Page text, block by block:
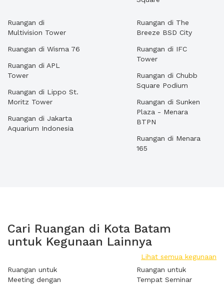
Ruangan di
Multivision Tower
Ruangan di Wisma 76
Ruangan di APL
Tower
Ruangan di Lippo St.
Moritz Tower
Ruangan di Jakarta
Aquarium Indonesia
Ruangan di The
Breeze BSD City
Ruangan di IFC
Tower
Ruangan di Chubb
Square Podium
Ruangan di Sunken
Plaza - Menara
BTPN
Ruangan di Menara
165
Cari Ruangan di Kota Batam
untuk Kegunaan Lainnya
Lihat semua kegunaan
Ruangan untuk
Meeting dengan
Ruangan untuk
Tempat Seminar